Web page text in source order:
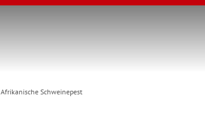
Afrikanische Schweinepest